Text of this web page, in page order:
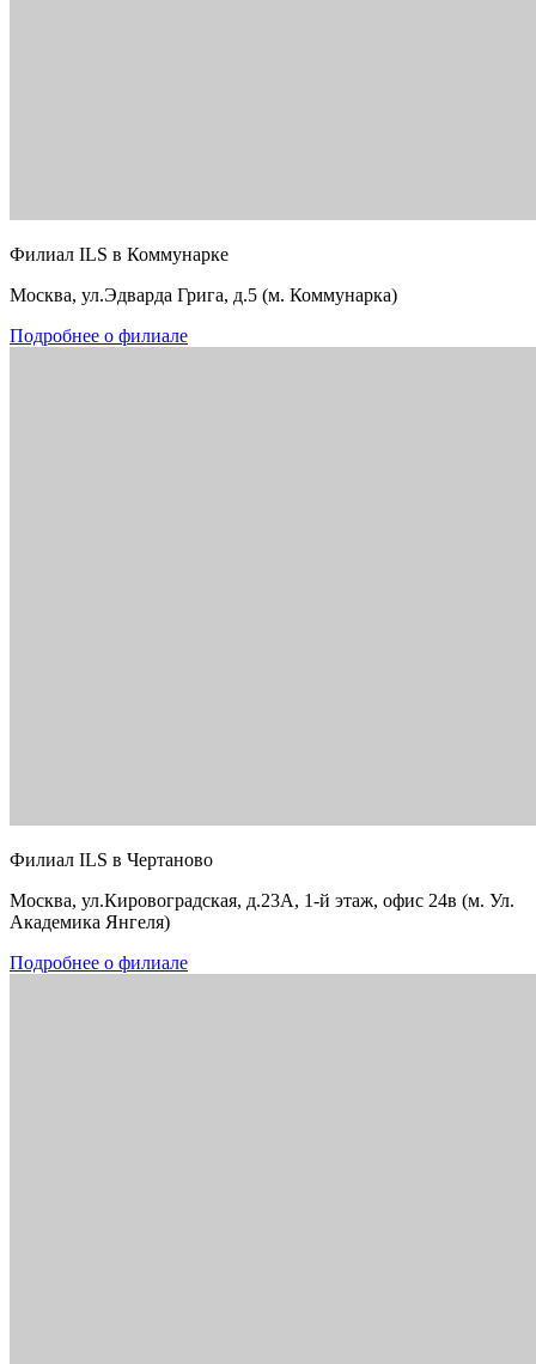
Филиал ILS в Коммунарке
Москва, ул.Эдварда Грига, д.5 (м. Коммунарка)
Подробнее о филиале
Филиал ILS в Чертаново
Москва, ул.Кировоградская, д.23А, 1-й этаж, офис 24в (м. Ул.
Академика Янгеля)
Подробнее о филиале